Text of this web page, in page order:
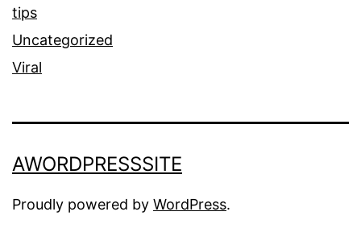
tips
Uncategorized
Viral
AWORDPRESSSITE
Proudly powered by WordPress.